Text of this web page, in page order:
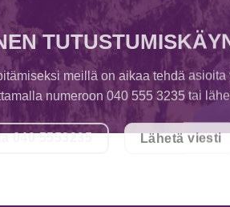
meillä on aikaa tehdä
numeroon 040 555 3235 tai
040 5553235 Lähetä viesti